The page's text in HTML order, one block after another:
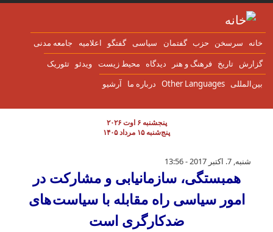
به محتوای اصلی
سرسخن حزب گفتمان سياسی گفتگو اعلاميه جامعه مدنی
تاریخ فرهنگ و هنر دیدگاه محیط زیست ویدئو تئوریک
Other Languages درباره ما آرشیو
پنجشنبه ۶ اوت ۲۰۲۶
پنج‌شنبه ۱۵ مرداد ۱۴۰۵
همبستگی، سازمانیابی و مشارکت در امور
شنبه, 7. اکتبر 2017 - 13:56
همبستگی، سازمانیابی و مشارکت در
امور سیاسی راه مقابلە با سیاست های
ضدکارگری است